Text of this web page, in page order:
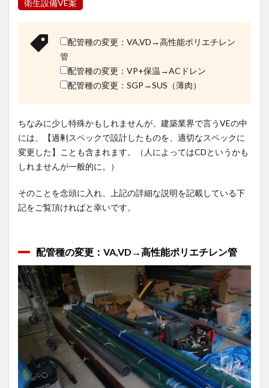
衛生設備VE案
配管種の変更：VA,VD→高性能ポリエチレン
管
配管種の変更：VP+保温→ACドレン
配管種の変更：SGP→SUS（薄肉）
ちなみに少し特殊かもしれませんが、建築業界で言うVEの中
には、【過剰スペックで設計したものを、適切なスペックに
変更した】ことも含まれます。（人によってはCDというかも
しれませんが一般的に。）
そのことを念頭に入れ、上記の詳細な説明を記載している下
記をご覧頂ければと幸いです。
配管種の変更：VA,VD→高性能ポリエチレン管